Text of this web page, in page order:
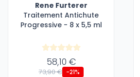
Rene Furterer
Traitement Antichute
Progressive - 8 x 5,5 ml
58,10 €
73,90 € -21%